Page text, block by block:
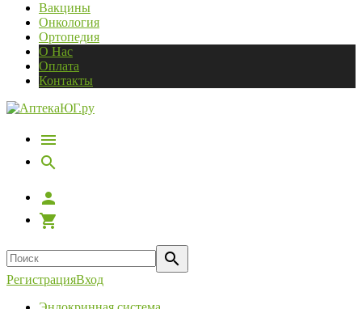
Вакцины
Онкология
Ортопедия
О Нас
Оплата
Контакты
РегистрацияВход